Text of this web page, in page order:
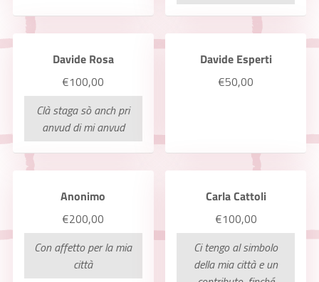
Davide Rosa
€100,00
Clà staga sò anch pri
anvud di mi anvud
Davide Esperti
€50,00
Anonimo
€200,00
Con affetto per la mia
città
Carla Cattoli
€100,00
Ci tengo al simbolo
della mia città e un